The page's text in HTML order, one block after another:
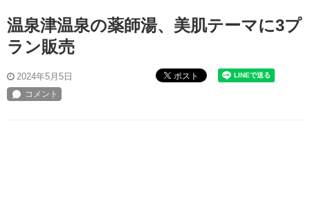
温泉津温泉の薬師湯、美肌テーマに3プ
ラン販売
2024年5月5日 ポスト